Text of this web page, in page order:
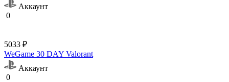
Аккаунт
0
5033 ₽
WeGame 30 DAY Valorant
Аккаунт
0